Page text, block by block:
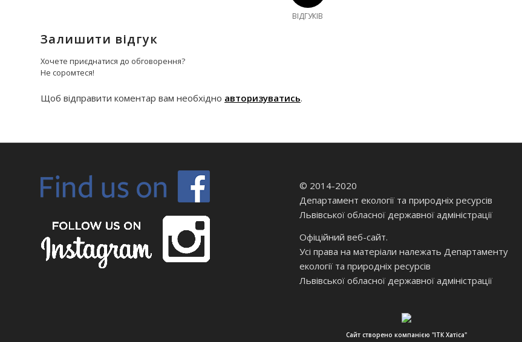
ВІДГУКІВ
Залишити відгук
Хочете приєднатися до обговорення?
Не соромтеся!
Щоб відправити коментар вам необхідно авторизуватись.
© 2014-2020
Департамент екології та природніх ресурсів
Львівської обласної державної адміністрації
Офіційний веб-сайт.
Усі права на матеріали належать Департаменту
екології та природніх ресурсів
Львівської обласної державної адміністрації
Сайт створено компанією "ІТК Хатіса"